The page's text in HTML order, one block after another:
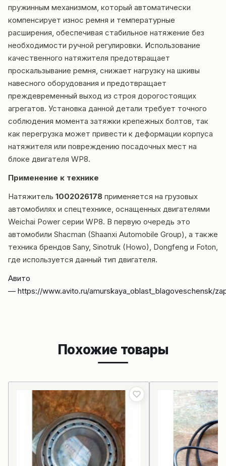
пружинным механизмом, который автоматически
компенсирует износ ремня и температурные
расширения, обеспечивая стабильное натяжение без
необходимости ручной регулировки. Использование
качественного натяжителя предотвращает
проскальзывание ремня, снижает нагрузку на шкивы
навесного оборудования и предотвращает
преждевременный выход из строя дорогостоящих
агрегатов. Установка данной детали требует точного
соблюдения момента затяжки крепежных болтов, так
как перегрузка может привести к деформации корпуса
натяжителя или повреждению посадочных мест на
блоке двигателя WP8.
Применение к технике
Натяжитель 1002026178 применяется на грузовых
автомобилях и спецтехнике, оснащенных двигателями
Weichai Power серии WP8. В первую очередь это
автомобили Shacman (Shaanxi Automobile Group), а также
техника брендов Sany, Sinotruk (Howo), Dongfeng и Foton,
где используется данный тип двигателя.
Авито
— https://www.avito.ru/amurskaya_oblast_blagoveschensk/
Похожие товары